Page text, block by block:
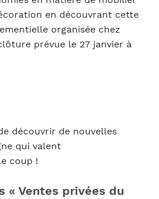
en découvrant cette
organisée chez
prévue le 27 janvier à
découvrir de nouvelles
qui valent
coup !
« Ventes privées du